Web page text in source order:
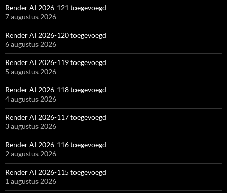
Render AI 2026-121 toegevoegd
7 augustus 2026
Render AI 2026-120 toegevoegd
6 augustus 2026
Render AI 2026-119 toegevoegd
5 augustus 2026
Render AI 2026-118 toegevoegd
4 augustus 2026
Render AI 2026-117 toegevoegd
3 augustus 2026
Render AI 2026-116 toegevoegd
2 augustus 2026
Render AI 2026-115 toegevoegd
1 augustus 2026